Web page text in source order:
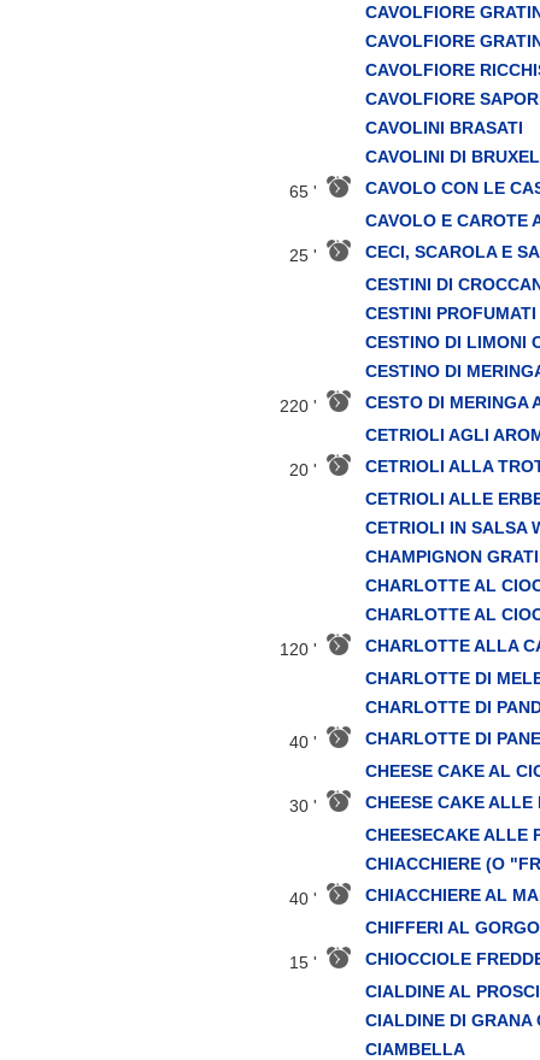
CAVOLFIORE
CAVOLFIORE
CAVOLFIORE
CAVOLFIORE
CAVOLINI BRASATI
CAVOLINI DI
65 '
CAVOLO CON LE
CAVOLO E CAROTE
25 '
CECI, SCAROLA E
CESTINI DI
CESTINI
CESTINO DI LIMONI
CESTINO DI
220 '
CESTO DI MERINGA
CETRIOLI AGLI
20 '
CETRIOLI ALLA
CETRIOLI ALLE
CETRIOLI IN SALSA
CHAMPIGNON
CHARLOTTE AL
CHARLOTTE AL
120 '
CHARLOTTE ALLA
CHARLOTTE DI
CHARLOTTE DI
40 '
CHARLOTTE DI
CHEESE CAKE AL
30 '
CHEESE CAKE ALLE
CHEESECAKE ALLE
CHIACCHIERE (O
40 '
CHIACCHIERE AL
CHIFFERI AL
15 '
CHIOCCIOLE
CIALDINE AL
CIALDINE DI GRANA
CIAMBELLA